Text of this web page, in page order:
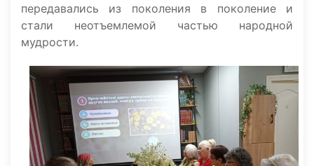
передавались из поколения в поколение и
стали неотъемлемой частью народной
мудрости.